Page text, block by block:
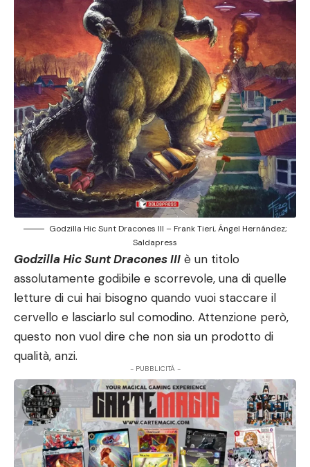
Godzilla Hic Sunt Dracones III – Frank Tieri, Ángel Hernández;
Saldapress
Godzilla Hic Sunt DraconesIII è un titolo
assolutamente godibile e scorrevole, una di quelle
letture di cui hai bisogno quando vuoi staccare il
cervello e lasciarlo sul comodino. Attenzione però,
questo non vuol dire che non sia un prodotto di
qualità, anzi.
- PUBBLICITÀ -